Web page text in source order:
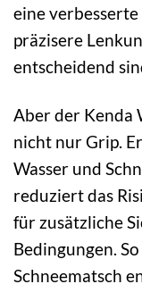
eine
präzisere
entscheidend
Aber der Kenda
nicht nur Grip.
Wasser und
reduziert das
für zusätzliche
Bedingungen.
Schneematsch